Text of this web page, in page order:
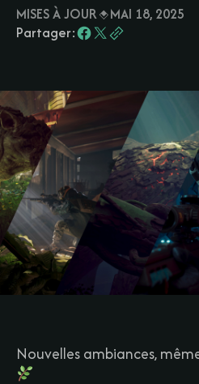
MISES À JOUR
MAI 18, 2025
Partager:
Nouvelles ambiances,